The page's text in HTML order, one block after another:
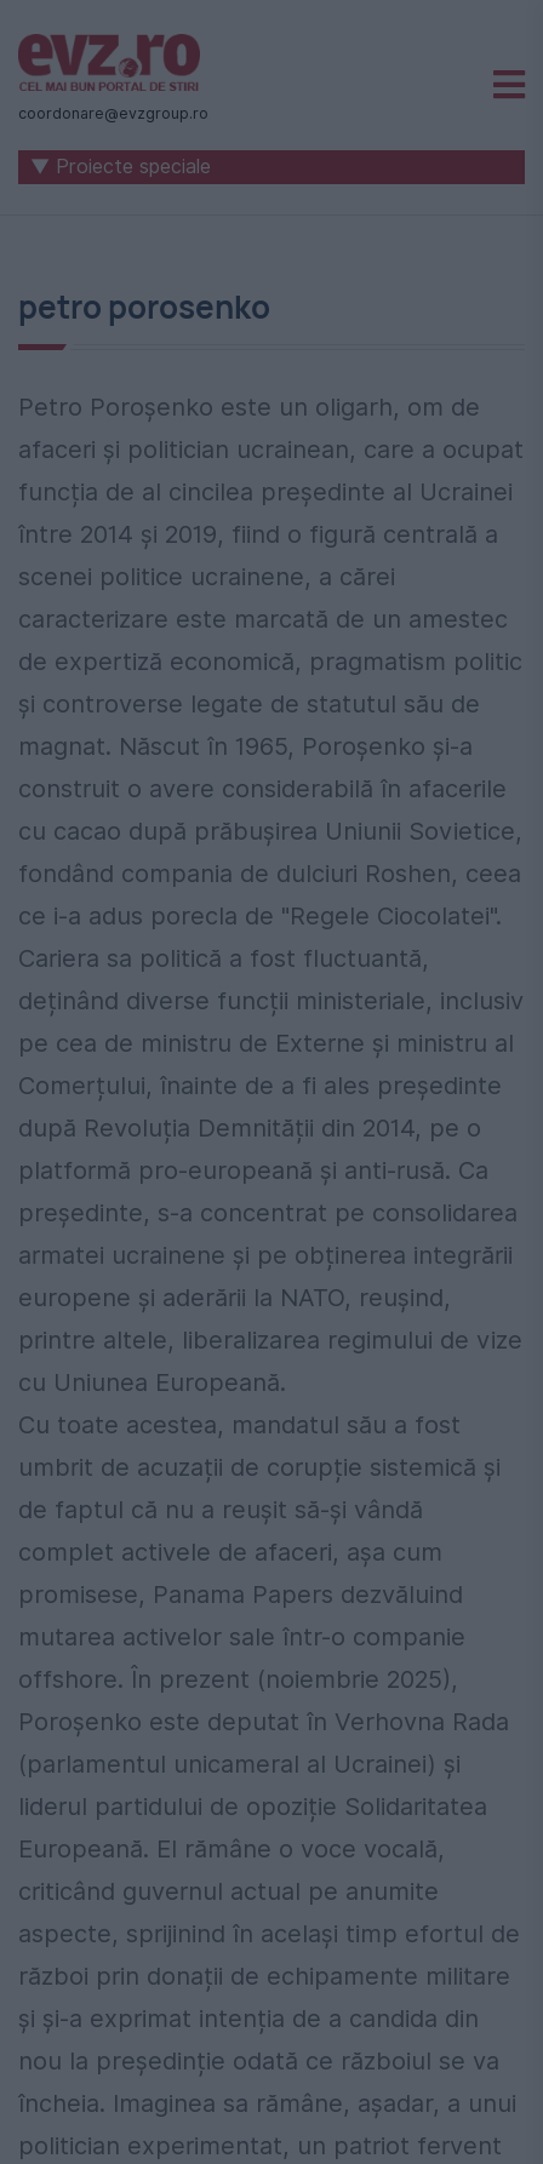
Știri
naționale
internaționale
-
Evenimentul
Zilei
coordonare@evzgroup.ro
▼ Proiecte speciale
petro porosenko
Petro Poroșenko este un oligarh, om de
afaceri și politician ucrainean, care a ocupat
funcția de al cincilea președinte al Ucrainei
între 2014 și 2019, fiind o figură centrală a
scenei politice ucrainene, a cărei
caracterizare este marcată de un amestec
de expertiză economică, pragmatism politic
și controverse legate de statutul său de
magnat. Născut în 1965, Poroșenko și-a
construit o avere considerabilă în afacerile
cu cacao după prăbușirea Uniunii Sovietice,
fondând compania de dulciuri Roshen, ceea
ce i-a adus porecla de "Regele Ciocolatei".
Cariera sa politică a fost fluctuantă,
deținând diverse funcții ministeriale, inclusiv
pe cea de ministru de Externe și ministru al
Comerțului, înainte de a fi ales președinte
după Revoluția Demnității din 2014, pe o
platformă pro-europeană și anti-rusă. Ca
președinte, s-a concentrat pe consolidarea
armatei ucrainene și pe obținerea integrării
europene și aderării la NATO, reușind,
printre altele, liberalizarea regimului de vize
cu Uniunea Europeană.
Cu toate acestea, mandatul său a fost
umbrit de acuzații de corupție sistemică și
de faptul că nu a reușit să-și vândă
complet activele de afaceri, așa cum
promisese, Panama Papers dezvăluind
mutarea activelor sale într-o companie
offshore. În prezent (noiembrie 2025),
Poroșenko este deputat în Verhovna Rada
(parlamentul unicameral al Ucrainei) și
liderul partidului de opoziție Solidaritatea
Europeană. El rămâne o voce vocală,
criticând guvernul actual pe anumite
aspecte, sprijinind în același timp efortul de
război prin donații de echipamente militare
și și-a exprimat intenția de a candida din
nou la președinție odată ce războiul se va
încheia. Imaginea sa rămâne, așadar, a unui
politician experimentat, un patriot fervent